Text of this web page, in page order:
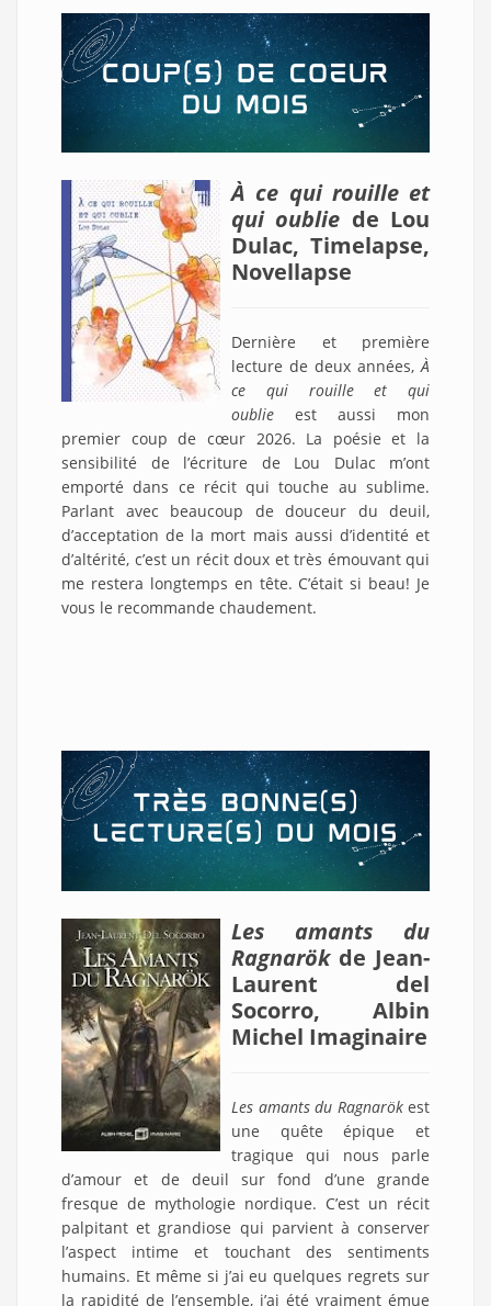
À ce qui rouille et
qui oublie de Lou
Dulac, Timelapse,
Novellapse
Dernière et première
lecture de deux années,À
ce qui rouille et qui
oublie est aussi mon
premier coup de cœur 2026. La poésie et la
sensibilité de l’écriture de Lou Dulac m’ont
emporté dans ce récit qui touche au sublime.
Parlant avec beaucoup de douceur du deuil,
d’acceptation de la mort mais aussi d’identité et
d’altérité, c’est un récit doux et très émouvant qui
me restera longtemps en tête. C’était si beau! Je
vous le recommande chaudement.
Les amants du
Ragnarökde Jean-
Laurent del
Socorro, Albin
Michel Imaginaire
Les amants du Ragnarök est
une quête épique et
tragique qui nous parle
d’amour et de deuil sur fond d’une grande
fresque de mythologie nordique. C’est un récit
palpitant et grandiose qui parvient à conserver
l’aspect intime et touchant des sentiments
humains. Et même si j’ai eu quelques regrets sur
la rapidité de l’ensemble, j’ai été vraiment émue